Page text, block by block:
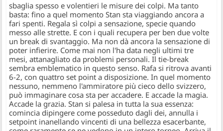
sbaglia spesso e volentieri le misure dei colpi. Ma tanto
basta: fino a quel momento Stan sta viaggiando ancora a
fari spenti. Regala sì colpi a sensazione, specie quando
messo alle strette. E con i quali recupera per ben due volte
un break di svantaggio. Ma non dà ancora la sensazione di
poter infierire. Come mai non l'ha data negli ultimi tre
mesi, attanagliato da problemi personali. Il tie-break
sembra emblematico in questo senso. Rafa si ritrova avanti
6-2, con quattro set point a disposizione. In quel momento
nessuno, nemmeno l'ammiratore più cieco dello svizzero,
può immaginare cosa sta per accadere. E accade la magia.
Accade la grazia. Stan si palesa in tutta la sua essenza:
comincia dipingere come posseduto dagli dei, annulla i
setpoint inanellando vincenti di una bellezza esacerbante,